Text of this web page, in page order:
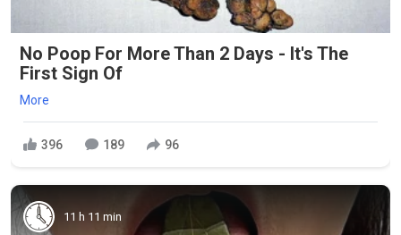
No Poop For More Than 2 Days - It's The
First Sign Of
More
396 189 96
11 h 11 min